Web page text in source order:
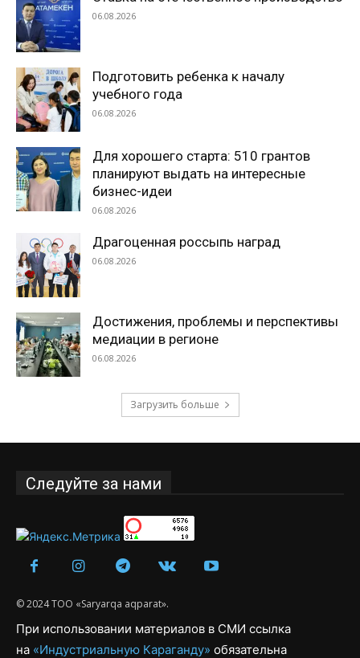
06.08.2026
Подготовить ребенка к началу
учебного года
06.08.2026
Для хорошего старта: 510 грантов
планируют выдать на интересные
бизнес-идеи
06.08.2026
Драгоценная россыпь наград
06.08.2026
Достижения, проблемы и перспективы
медиации в регионе
06.08.2026
Загрузить больше
Следуйте за нами
© 2024 ТОО «Saryarqa aqparat».
При использовании материалов в СМИ ссылка
на «Индустриальную Караганду» обязательна